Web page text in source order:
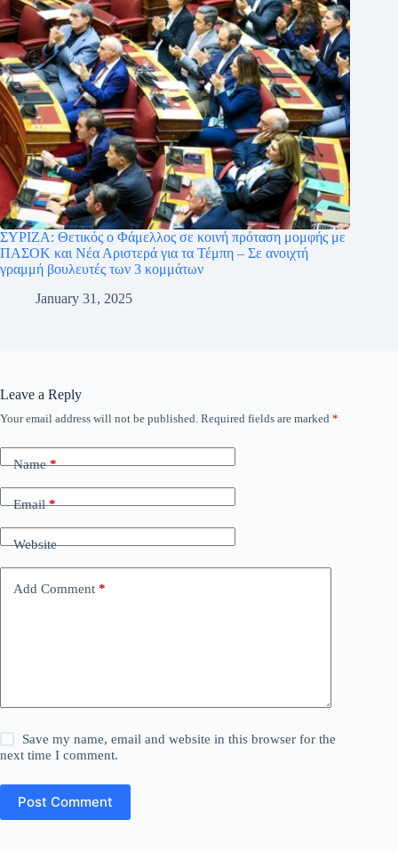
ΣΥΡΙΖΑ: Θετικός ο Φάμελλος σε κοινή πρόταση μομφής με
ΠΑΣΟΚ και Νέα Αριστερά για τα Τέμπη – Σε ανοιχτή
γραμμή βουλευτές των 3 κομμάτων
January 31, 2025
Leave a Reply
Your email address will not be published. Required fields are marked *
Name*
Email*
Website
Add Comment *
Save my name, email and website in this browser for the
next time I comment.
Post Comment